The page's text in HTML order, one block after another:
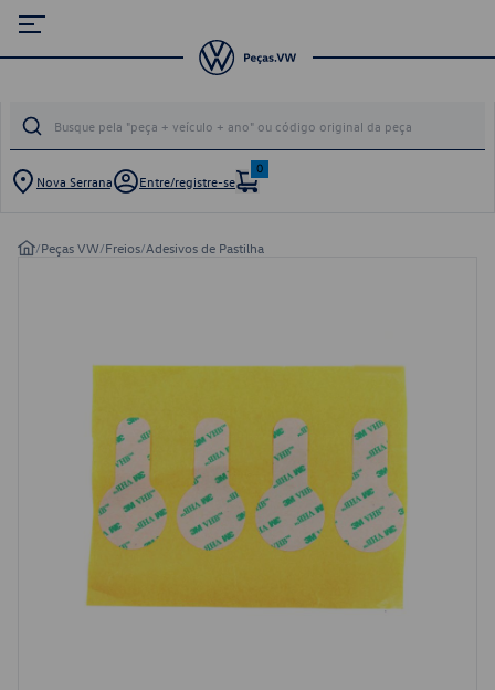
Nova Serrana Entre/registre-se
0
/Peças VW/Freios/Adesivos de Pastilha